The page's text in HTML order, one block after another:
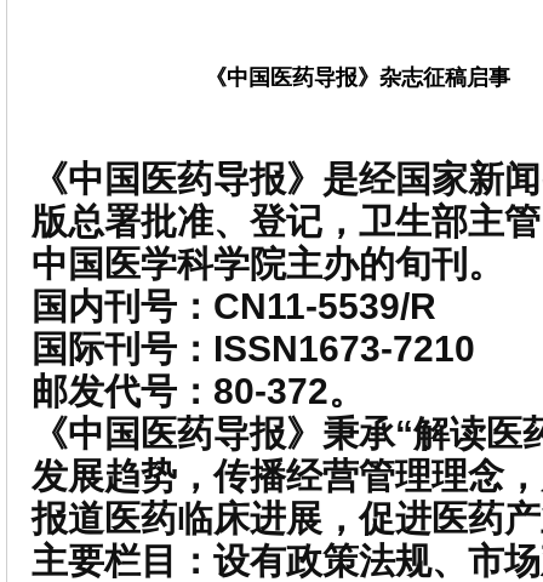
《中国医药导报》杂志征稿启事
《中国医药导报》是经国家新
版总署批准、登记，卫生部主
中国医学科学院主办的旬刊。
国内刊号：CN11-5539/R
国际刊号：ISSN1673-7210
邮发代号：80-372。
《中国医药导报》秉承“解读
发展趋势，传播经营管理理念
报道医药临床进展，促进医药
主要栏目：设有政策法规、市